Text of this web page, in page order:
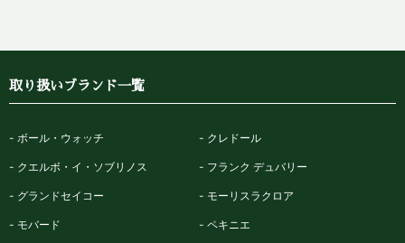
取り扱いブランド一覧
ボール・ウォッチ クレドール
クエルボ・イ・ソブリノス フランク デュバリー
グランドセイコー モーリスラクロア
モバード ペキニエ